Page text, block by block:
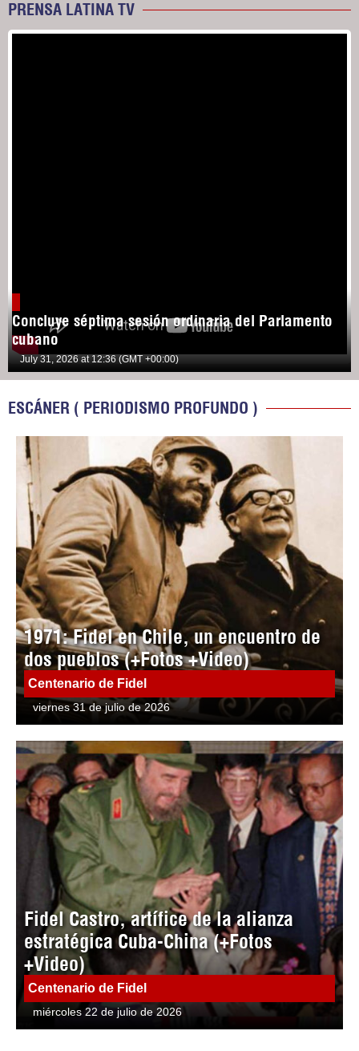
PRENSA LATINA TV
Concluye séptima sesión ordinaria del Parlamento
cubano
July 31, 2026 at 12:36 (GMT +00:00)
ESCÁNER ( PERIODISMO PROFUNDO )
1971: Fidel en Chile, un encuentro de
dos pueblos (+Fotos +Video)
Centenario de Fidel
viernes 31 de julio de 2026
Fidel Castro, artífice de la alianza
estratégica Cuba-China (+Fotos
+Video)
Centenario de Fidel
miércoles 22 de julio de 2026